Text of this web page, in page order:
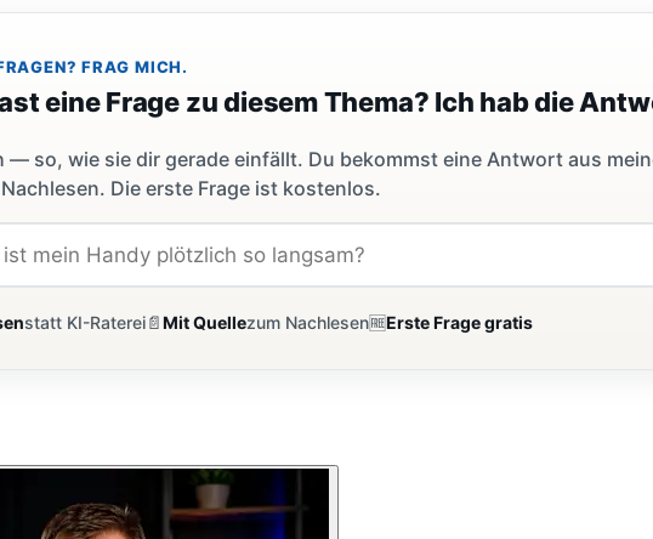
FRAG MICH.
eine Frage zu diesem Thema? Ich hab die
— so, wie sie dir gerade einfällt. Du bekommst eine Antwort aus
Die erste Frage ist kostenlos.
statt KI-Raterei📄Mit Quellezum Nachlesen🆓Erste Frage gratis